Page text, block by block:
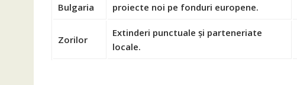
Bulgaria
proiecte noi pe fonduri europene.
Zorilor
Extinderi punctuale și parteneriate
locale.